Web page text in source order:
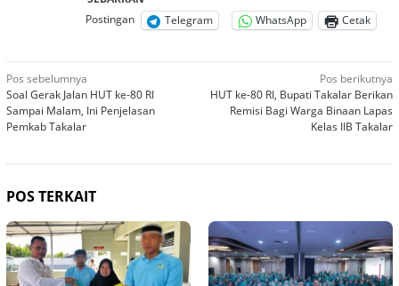
Postingan
Telegram WhatsApp Cetak
Navigasi
pos
Pos sebelumnya
Soal Gerak Jalan HUT ke-80 RI
Sampai Malam, Ini Penjelasan
Pemkab Takalar
Pos berikutnya
HUT ke-80 RI, Bupati Takalar Berikan
Remisi Bagi Warga Binaan Lapas
Kelas IIB Takalar
POS TERKAIT